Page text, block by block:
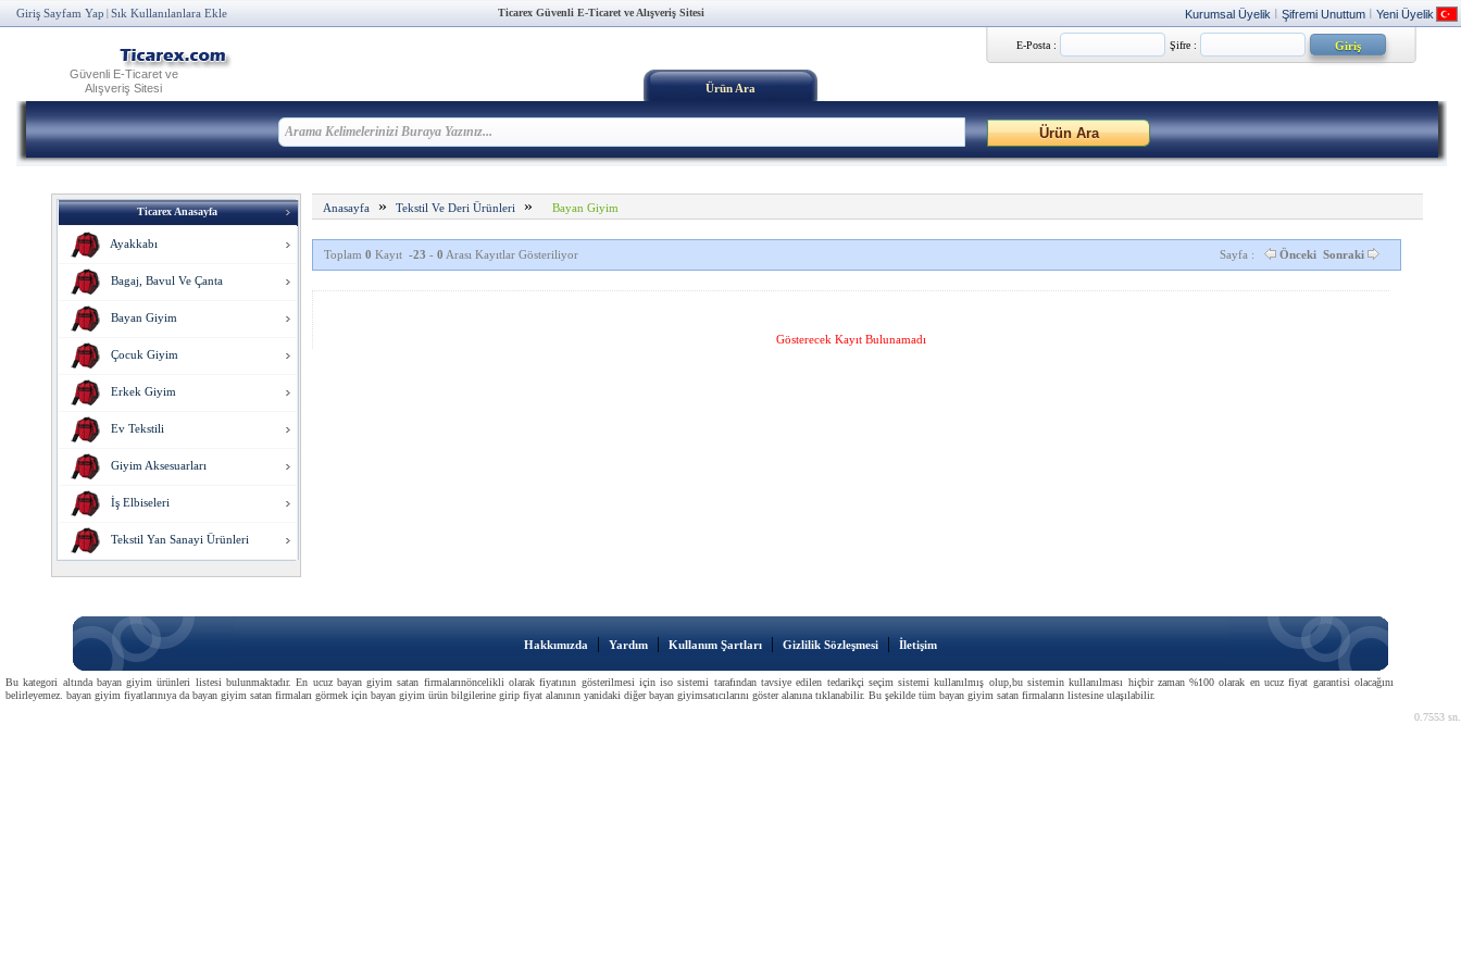
Giriş Sayfam Yap Sık Kullanılanlara Ekle Ticarex Güvenli E-Ticaret ve Alışveriş Sitesi Kurumsal Üyelik Şifremi Unuttum Yeni Üyelik
Güvenli E-Ticaret ve
Alışveriş Sitesi
E-Posta : Şifre :
Ürün Ara
Ticarex Anasayfa
Ayakkabı
Bagaj, Bavul Ve Çanta
Bayan Giyim
Çocuk Giyim
Erkek Giyim
Ev Tekstili
Giyim Aksesuarları
İş Elbiseleri
Tekstil Yan Sanayi Ürünleri
Anasayfa» Tekstil Ve Deri Ürünleri » Bayan Giyim
Toplam 0 Kayıt -23 - 0 Arası Kayıtlar Gösteriliyor Sayfa : Önceki Sonraki
Gösterecek Kayıt Bulunamadı
Hakkımızda | Yardım | Kullanım Şartları | Gizlilik Sözleşmesi | İletişim
Bu kategori altında bayan giyim ürünleri listesi bulunmaktadır. En ucuz bayan giyim satan firmalarınöncelikli olarak fiyatının gösterilmesi için iso sistemi tarafından tavsiye edilen tedarikçi seçim sistemi kullanılmış olup,bu sistemin kullanılması hiçbir zaman %100 olarak en ucuz fiyat garantisi olacağını
belirleyemez. bayan giyim fiyatlarınıya da bayan giyim satan firmaları görmek için bayan giyim ürün bilgilerine girip fiyat alanının yanidaki diğer bayan giyimsatıcılarını göster alanına tıklanabilir. Bu şekilde tüm bayan giyim satan firmaların listesine ulaşılabilir.
0.7553 sn.